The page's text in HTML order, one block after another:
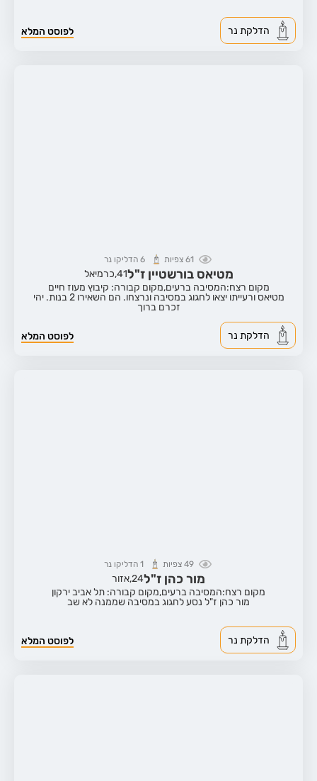
לפוסט המלא הדלקת נר
61 צפיות 6 הדליקו נר
מטיאס בורשטיין ז"ל41, כרמיאל
מקום רצח:המסיבה ברעים,מקום קבורה: קיבוץ מעוז חיים
מטיאס ורעייתו יצאו לחגוג במסיבה ונרצחו. הם השאירו 2 בנות. יהי
זכרם ברוך
לפוסט המלא הדלקת נר
49 צפיות 1 הדליקו נר
מור כהן ז"ל24,אזור
מקום רצח:המסיבה ברעים,מקום קבורה: תל אביב ירקון
מור כהן ז"ל נסע לחגוג במסיבה שממנה לא שב
לפוסט המלא הדלקת נר